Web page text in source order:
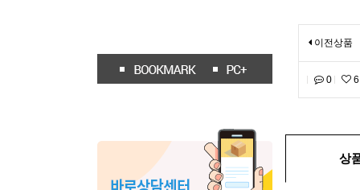
이전상품
0 6
상